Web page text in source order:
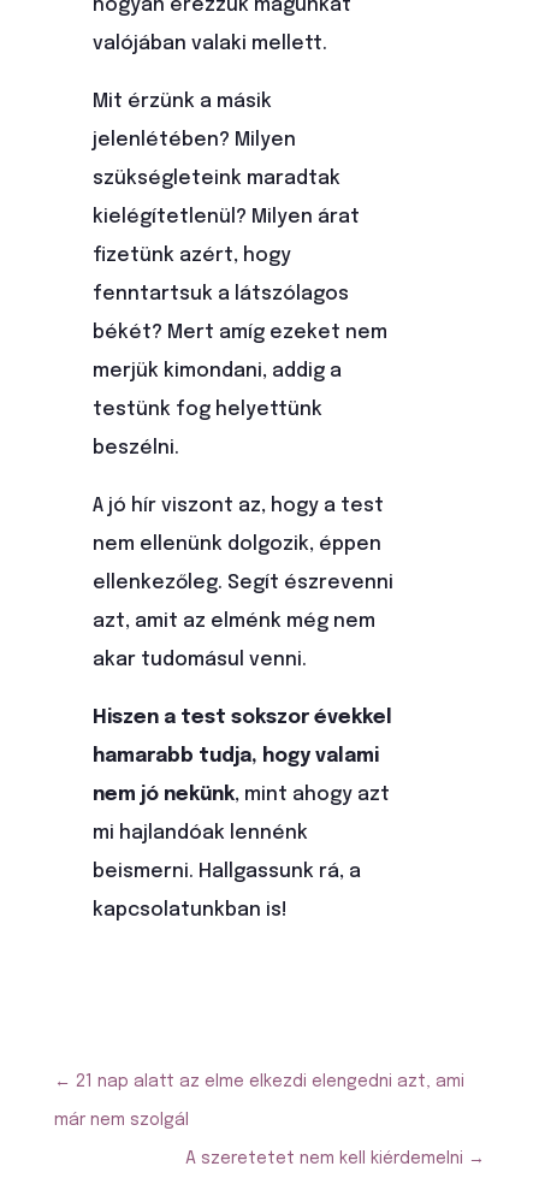
hogyan érezzük magunkat
valójában valaki mellett.
Mit érzünk a másik
jelenlétében? Milyen
szükségleteink maradtak
kielégítetlenül? Milyen árat
fizetünk azért, hogy
fenntartsuk a látszólagos
békét? Mert amíg ezeket nem
merjük kimondani, addig a
testünk fog helyettünk
beszélni.
A jó hír viszont az, hogy a test
nem ellenünk dolgozik, éppen
ellenkezőleg. Segít észrevenni
azt, amit az elménk még nem
akar tudomásul venni.
Hiszen a test sokszor évekkel
hamarabb tudja, hogy valami
nem jó nekünk, mint ahogy azt
mi hajlandóak lennénk
beismerni. Hallgassunk rá, a
kapcsolatunkban is!
← 21 nap alatt az elme elkezdi elengedni azt, ami
már nem szolgál
A szeretetet nem kell kiérdemelni →